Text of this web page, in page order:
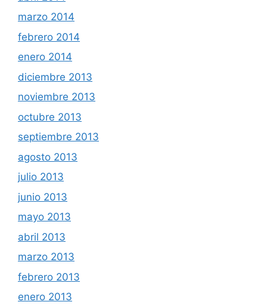
marzo 2014
febrero 2014
enero 2014
diciembre 2013
noviembre 2013
octubre 2013
septiembre 2013
agosto 2013
julio 2013
junio 2013
mayo 2013
abril 2013
marzo 2013
febrero 2013
enero 2013